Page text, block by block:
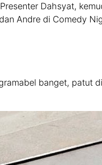
Dahsyat,
Andre di Comedy
banget, patut